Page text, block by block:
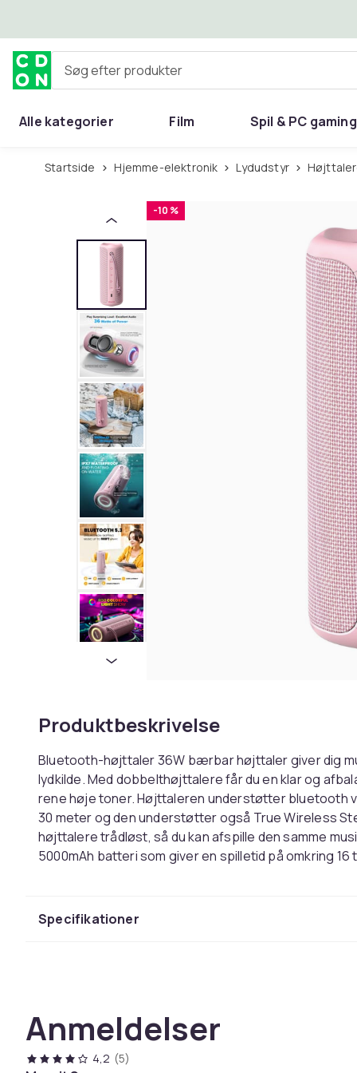
Søg efter produkter
Alle kategorier Film Spil & PC gaming
Hjem & have
Startside Hjemme-elektronik Lydudstyr
-10 %
Produktbeskrivelse
Bluetooth-højttaler 36W bærbar højttaler giver dig
lydkilde. Med dobbelthøjttalere får du en klar og
rene høje toner. Højttaleren understøtter bluetooth
30 meter og den understøtter også True Wireless
højttalere trådløst, så du kan afspille den samme
5000mAh batteri som giver en spilletid på omkring
Forbindelser:
5000mAh batteri med 16 timers batterilevetid
TWS (True Wireless stereo)-understøttelse
IPX7 vandtæt
Specifikationer
Anmeldelser
4,2 (5)